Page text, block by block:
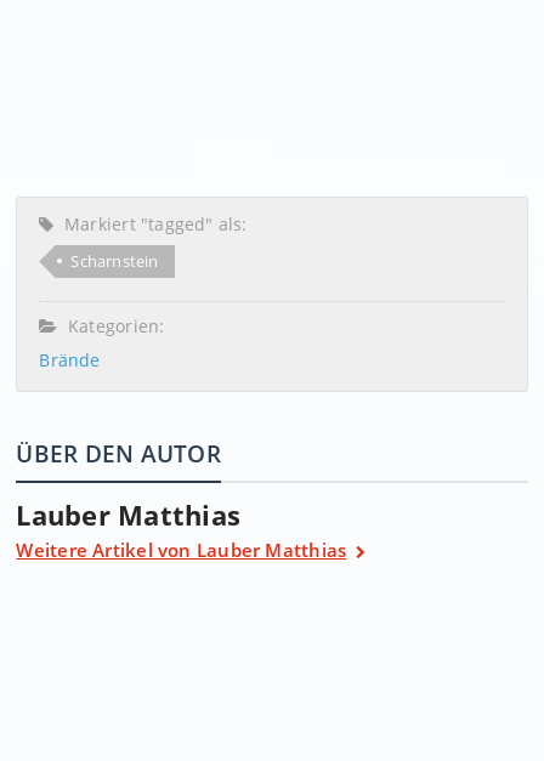
Markiert "tagged" als:
Scharnstein
Kategorien:
Brände
ÜBER DEN AUTOR
Lauber Matthias
Weitere Artikel von Lauber Matthias